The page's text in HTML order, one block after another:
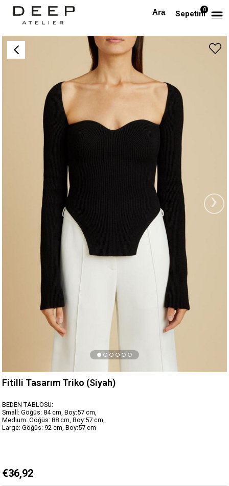
Sepetim0
Anasayfa ÜST GİYİM Fitilli Tasarım Triko (Siyah)
›
Fitilli Tasarım Triko (Siyah)
BEDEN TABLOSU:
Small: Göğüs: 84 cm, Boy:57 cm,
Medium: Göğüs: 88 cm, Boy:57 cm,
Large: Göğüs: 92 cm, Boy:57 cm
€36,92